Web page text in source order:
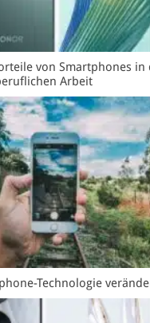
von Smartphones in
Arbeit
Technologie